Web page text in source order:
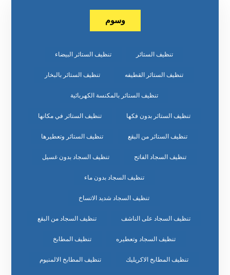
وسوم
تنظيف الستائر تنظيف الستائر البيضاء
تنظيف الستائر القطيفه تنظيف الستائر بالبخار
تنظيف الستائر بالمكنسة الكهربائية
تنظيف الستائر بدون فكها تنظيف الستائر في مكانها
تنظيف الستائر من البقع تنظيف الستائر وتعطيرها
تنظيف السجاد الفاتح تنظيف السجاد بدون غسيل
تنظيف السجاد بدون ماء
تنظيف السجاد شديد الاتساخ
تنظيف السجاد على الناشف تنظيف السجاد من البقع
تنظيف السجاد وتعطيره تنظيف المطابخ
تنظيف المطابخ الاكريليك تنظيف المطابخ الالمنيوم